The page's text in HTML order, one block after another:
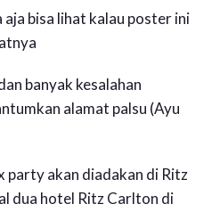
aja bisa lihat kalau poster ini
banyak kesalahan
alamat palsu (Ayu
party akan diadakan di Ritz
dua hotel Ritz Carlton di